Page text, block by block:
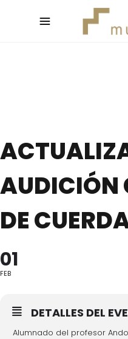
AUDICIÓN
DE
01
FEB
DETALLES DEL
Alumnado del profesor